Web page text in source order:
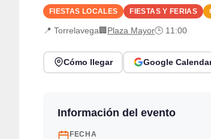
FIESTAS LOCALES FIESTAS Y FERIAS
📍 Torrelavega🏢 Plaza Mayor🕒 11:00
Cómo llegar Google
Información del evento
FECHA